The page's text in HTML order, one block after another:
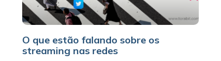
O que estão falando sobre os
streaming nas redes